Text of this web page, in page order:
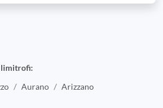
limitrofi:
Aurano Arizzano